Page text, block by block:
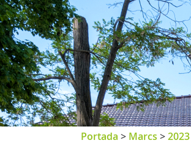
Portada > Marcs >2023